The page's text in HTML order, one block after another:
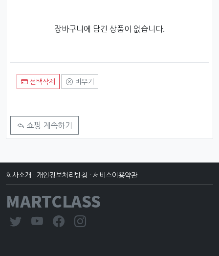
장바구니에 담긴 상품이 없습니다.
선택삭제 비우기
쇼핑 계속하기
회사소개 · 개인정보처리방침 · 서비스이용약관
MARTCLASS